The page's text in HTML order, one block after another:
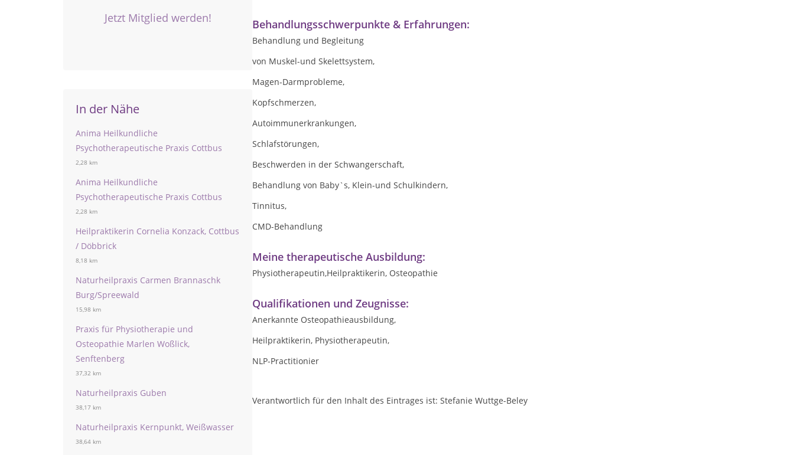
Jetzt Mitglied werden!
In der Nähe
Anima Heilkundliche
Psychotherapeutische Praxis Cottbus
2,28 km
Anima Heilkundliche
Psychotherapeutische Praxis Cottbus
2,28 km
Heilpraktikerin Cornelia Konzack, Cottbus
/ Döbbrick
8,18 km
Naturheilpraxis Carmen Brannaschk
Burg/Spreewald
15,98 km
Praxis für Physiotherapie und
Osteopathie Marlen Woßlick,
Senftenberg
37,32 km
Naturheilpraxis Guben
38,17 km
Naturheilpraxis Kernpunkt, Weißwasser
38,64 km
Behandlungsschwerpunkte & Erfahrungen:
Behandlung und Begleitung
von Muskel-und Skelettsystem,
Magen-Darmprobleme,
Kopfschmerzen,
Autoimmunerkrankungen,
Schlafstörungen,
Beschwerden in der Schwangerschaft,
Behandlung von Baby`s, Klein-und Schulkindern,
Tinnitus,
CMD-Behandlung
Meine therapeutische Ausbildung:
Physiotherapeutin,Heilpraktikerin, Osteopathie
Qualifikationen und Zeugnisse:
Anerkannte Osteopathieausbildung,
Heilpraktikerin, Physiotherapeutin,
NLP-Practitionier
Verantwortlich für den Inhalt des Eintrages ist: Stefanie Wuttge-Beley